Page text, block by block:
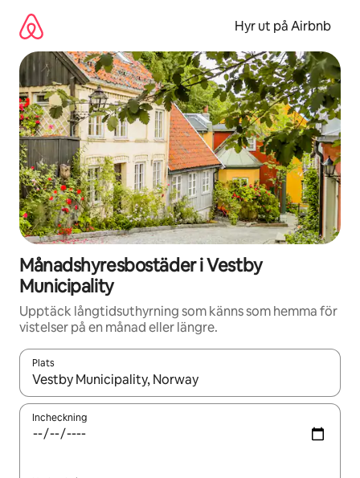
innehåll
Hyr ut på Airbnb
Månadshyresbostäder i Vestby
Municipality
Upptäck långtidsuthyrning som känns som hemma för
vistelser på en månad eller längre.
Plats
När resultaten är tillgängliga kan du navigera med upp- och
Incheckning